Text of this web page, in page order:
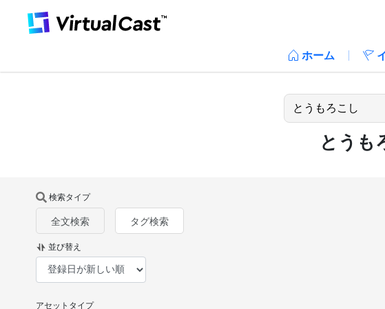
ホーム
とうも
検索タイプ
全文検索 タグ検索
並び替え
アセットタイプ